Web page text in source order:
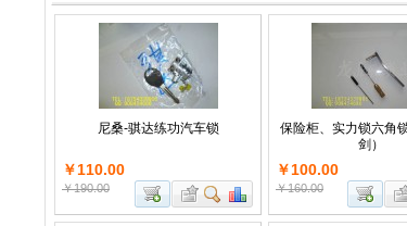
尼桑-骐达练功汽车锁
￥110.00
￥190.00
保险柜、实力锁六角
剑）
￥100.00
￥160.00